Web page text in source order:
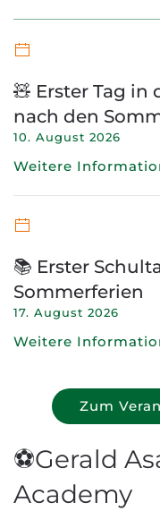
🧸 Erster Tag
nach den
10. August 2026
Weitere
📚 Erster
Sommerferien
17. August 2026
Weitere
Zum
⚽Gerald
Academy